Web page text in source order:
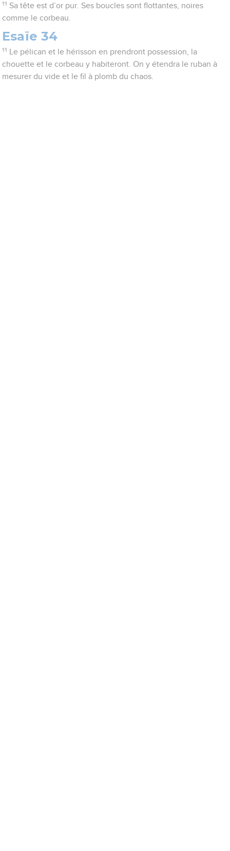
11 Sa tête est d’or pur. Ses boucles sont flottantes, noires
comme le corbeau.
Esaïe 34
11
Le pélican et le hérisson en prendront possession, la
chouette et le corbeau y habiteront. On y étendra le ruban à
mesurer du vide et le fil à plomb du chaos.